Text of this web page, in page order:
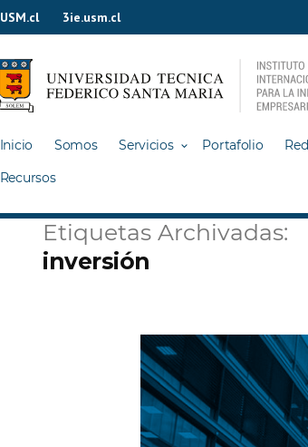
USM.cl 3ie.usm.cl
Inicio Somos Servicios Portafolio
Recursos
Etiquetas Archivadas:
inversión